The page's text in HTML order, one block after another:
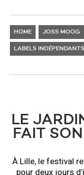
HOME JOSS MOOG
LABELS INDÉPENDANTS
LE
FAIT
À Lille, le festival
pour deux jours